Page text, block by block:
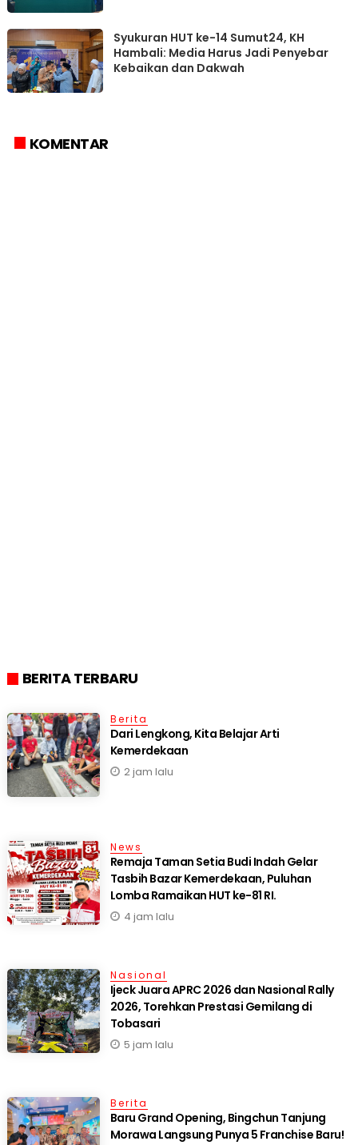
Syukuran HUT ke-14 Sumut24, KH
Hambali: Media Harus Jadi Penyebar
Kebaikan dan Dakwah
KOMENTAR
BERITA TERBARU
Berita
Dari Lengkong, Kita Belajar Arti
Kemerdekaan
2 jam lalu
News
Remaja Taman Setia Budi Indah Gelar
Tasbih Bazar Kemerdekaan, Puluhan
Lomba Ramaikan HUT ke-81 RI.
4 jam lalu
Nasional
Ijeck Juara APRC 2026 dan Nasional Rally
2026, Torehkan Prestasi Gemilang di
Tobasari
5 jam lalu
Berita
‎Baru Grand Opening, Bingchun Tanjung